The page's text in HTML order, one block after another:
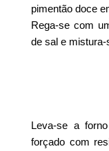
pimentão doce
Rega-se com
de sal e
Leva-se a
forçado com